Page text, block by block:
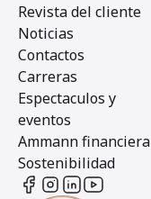
Revista del cliente
Noticias
Contactos
Carreras
Espectaculos y
eventos
Ammann financiera
Sostenibilidad